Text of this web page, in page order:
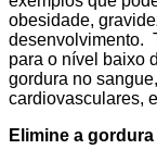
obesidade,
desenvolvimento.
para o nível baixo
gordura no
cardiovasculares,
Elimine a